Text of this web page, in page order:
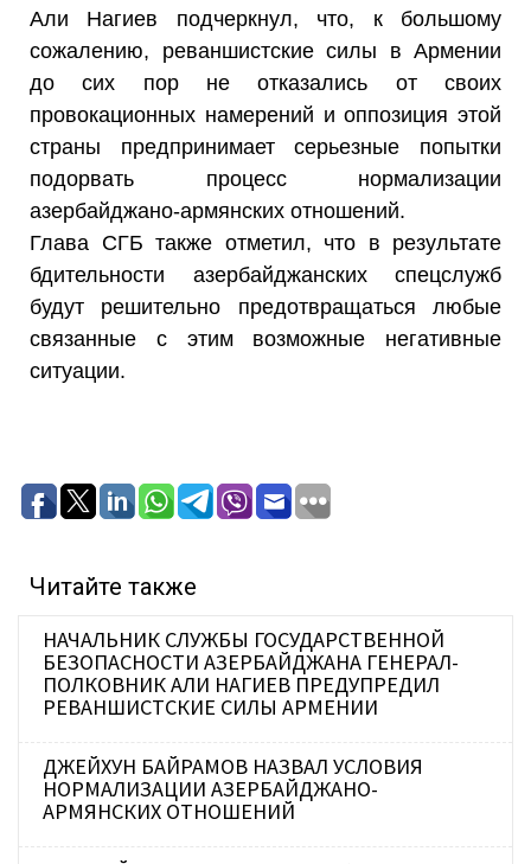
Али Нагиев подчеркнул, что, к большому
сожалению, реваншистские силы в Армении
до сих пор не отказались от своих
провокационных намерений и оппозиция этой
страны предпринимает серьезные попытки
подорвать процесс нормализации
азербайджано-армянских отношений.
Глава СГБ также отметил, что в результате
бдительности азербайджанских спецслужб
будут решительно предотвращаться любые
связанные с этим возможные негативные
ситуации.
Читайте также
НАЧАЛЬНИК СЛУЖБЫ ГОСУДАРСТВЕННОЙ
БЕЗОПАСНОСТИ АЗЕРБАЙДЖАНА ГЕНЕРАЛ-
ПОЛКОВНИК АЛИ НАГИЕВ ПРЕДУПРЕДИЛ
РЕВАНШИСТСКИЕ СИЛЫ АРМЕНИИ
ДЖЕЙХУН БАЙРАМОВ НАЗВАЛ УСЛОВИЯ
НОРМАЛИЗАЦИИ АЗЕРБАЙДЖАНО-
АРМЯНСКИХ ОТНОШЕНИЙ